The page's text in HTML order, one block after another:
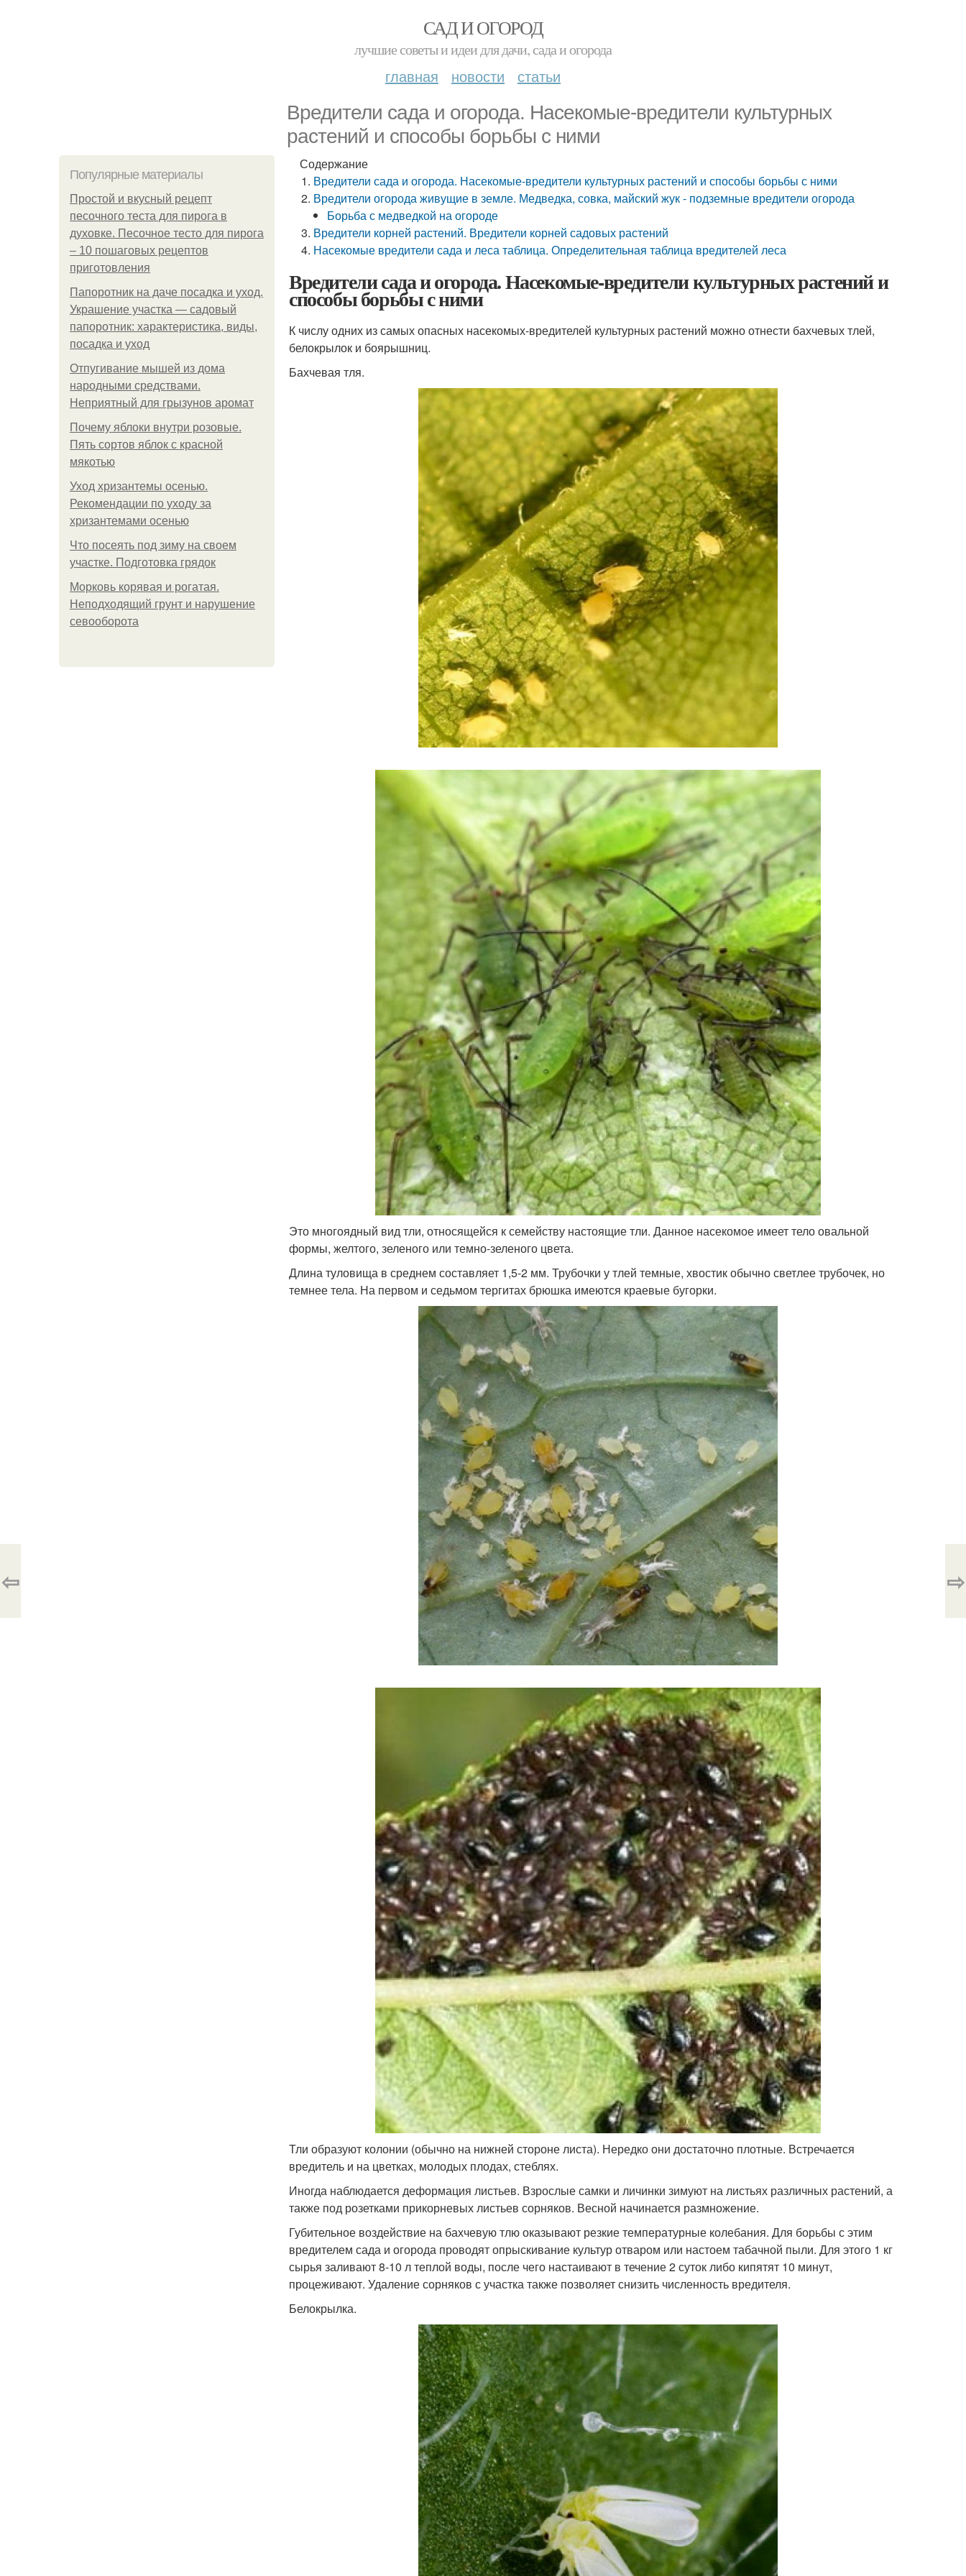
САД И ОГОРОД
лучшие советы и идеи для дачи, сада и огорода
главная новости статьи
Вредители сада и огорода. Насекомые-вредители культурных
растений и способы борьбы с ними
Популярные материалы
Простой и вкусный рецепт
песочного теста для пирога в
духовке. Песочное тесто для пирога
– 10 пошаговых рецептов
приготовления
Папоротник на даче посадка и уход.
Украшение участка — садовый
папоротник: характеристика, виды,
посадка и уход
Отпугивание мышей из дома
народными средствами.
Неприятный для грызунов аромат
Почему яблоки внутри розовые.
Пять сортов яблок с красной
мякотью
Уход хризантемы осенью.
Рекомендации по уходу за
хризантемами осенью
Что посеять под зиму на своем
участке. Подготовка грядок
Морковь корявая и рогатая.
Неподходящий грунт и нарушение
севооборота
Содержание
Вредители сада и огорода. Насекомые-вредители культурных растений и способы борьбы с ними
Вредители огорода живущие в земле. Медведка, совка, майский жук - подземные вредители огорода
Борьба с медведкой на огороде
Вредители корней растений. Вредители корней садовых растений
Насекомые вредители сада и леса таблица. Определительная таблица вредителей леса
Вредители сада и огорода. Насекомые-вредители культурных растений и
способы борьбы с ними
К числу одних из самых опасных насекомых-вредителей культурных растений можно отнести бахчевых тлей,
белокрылок и боярышниц.
Бахчевая тля.
Это многоядный вид тли, относящейся к семейству настоящие тли. Данное насекомое имеет тело овальной
формы, желтого, зеленого или темно-зеленого цвета.
Длина туловища в среднем составляет 1,5-2 мм. Трубочки у тлей темные, хвостик обычно светлее трубочек, но
темнее тела. На первом и седьмом тергитах брюшка имеются краевые бугорки.
Тли образуют колонии (обычно на нижней стороне листа). Нередко они достаточно плотные. Встречается
вредитель и на цветках, молодых плодах, стеблях.
Иногда наблюдается деформация листьев. Взрослые самки и личинки зимуют на листьях различных растений, а
также под розетками прикорневых листьев сорняков. Весной начинается размножение.
Губительное воздействие на бахчевую тлю оказывают резкие температурные колебания. Для борьбы с этим
вредителем сада и огорода проводят опрыскивание культур отваром или настоем табачной пыли. Для этого 1 кг
сырья заливают 8-10 л теплой воды, после чего настаивают в течение 2 суток либо кипятят 10 минут,
процеживают. Удаление сорняков с участка также позволяет снизить численность вредителя.
Белокрылка.
⇦ ⇨